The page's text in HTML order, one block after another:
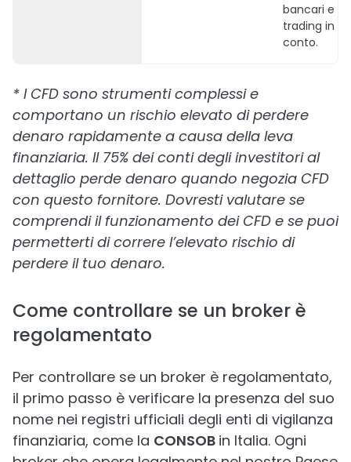
bancari e di
trading in
conto.
* I CFD sono strumenti complessi e
comportano un rischio elevato di perdere
denaro rapidamente a causa della leva
finanziaria. Il 75% dei conti degli investitori al
dettaglio perde denaro quando negozia CFD
con questo fornitore. Dovresti valutare se
comprendi il funzionamento dei CFD e se puoi
permetterti di correre l’elevato rischio di
perdere il tuo denaro.
Come controllare se un broker è
regolamentato
Per controllare se un broker è regolamentato,
il primo passo è verificare la presenza del suo
nome nei registri ufficiali degli enti di vigilanza
finanziaria, come la CONSOB in Italia. Ogni